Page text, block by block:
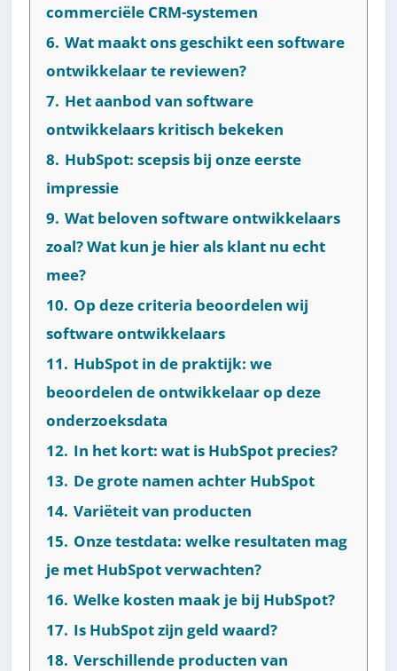
commerciële CRM-systemen
6. Wat maakt ons geschikt een software
ontwikkelaar te reviewen?
7. Het aanbod van software
ontwikkelaars kritisch bekeken
8. HubSpot: scepsis bij onze eerste
impressie
9. Wat beloven software ontwikkelaars
zoal? Wat kun je hier als klant nu echt
mee?
10. Op deze criteria beoordelen wij
software ontwikkelaars
11. HubSpot in de praktijk: we
beoordelen de ontwikkelaar op deze
onderzoeksdata
12. In het kort: wat is HubSpot precies?
13. De grote namen achter HubSpot
14. Variëteit van producten
15. Onze testdata: welke resultaten mag
je met HubSpot verwachten?
16. Welke kosten maak je bij HubSpot?
17. Is HubSpot zijn geld waard?
18. Verschillende producten van